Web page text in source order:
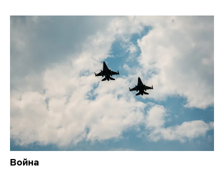
Война